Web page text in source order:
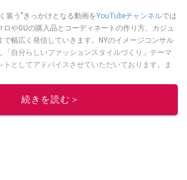
装う"きっかけとなる動画をYouTubeチャンネルでは
やGUの購入品とコーディネートの作り方、カジュ
で幅広く発信していきます。NYのイメージコンサル
「自分らしいファッションスタイルづくり」テーマ
トとしてアドバイスさせていただいております。ま
企業のコンサルタント（25年以上のキャリア）か
続きを読む＞